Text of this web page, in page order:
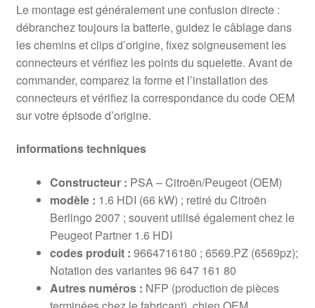
Le montage est généralement une confusion directe :
débranchez toujours la batterie, guidez le câblage dans
les chemins et clips d’origine, fixez soigneusement les
connecteurs et vérifiez les points du squelette. Avant de
commander, comparez la forme et l’installation des
connecteurs et vérifiez la correspondance du code OEM
sur votre épisode d’origine.
informations techniques
Constructeur : PSA – Citroën/Peugeot (OEM)
modèle : 1.6 HDI (66 kW) ; retiré du Citroën
Berlingo 2007 ; souvent utilisé également chez le
Peugeot Partner 1.6 HDI
codes produit : 9664716180 ; 6569.PZ (6569pz);
Notation des variantes 96 647 161 80
Autres numéros : NFP (production de pièces